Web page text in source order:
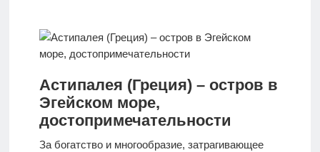
Астипалея (Греция) – остров в
Эгейском море,
достопримечательности
За богатство и многообразие, затрагивающее